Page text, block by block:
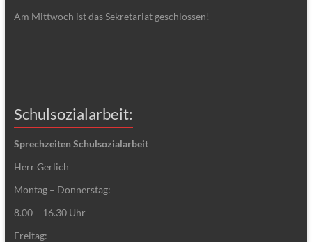
Am Mittwoch ist das Sekretariat geschlossen!
Schulsozialarbeit:
Sprechzeiten Schulsozialarbeit
Herr Gerlich
Montag – Donnerstag:
8.00 – 16.30 Uhr
Freitag: